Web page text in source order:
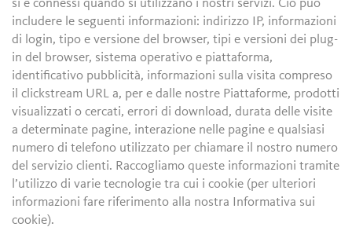
si è connessi quando si utilizzano i nostri servizi. Ciò può
includere le seguenti informazioni: indirizzo IP, informazioni
di login, tipo e versione del browser, tipi e versioni dei plug-
in del browser, sistema operativo e piattaforma,
identificativo pubblicità, informazioni sulla visita compreso
il clickstream URL a, per e dalle nostre Piattaforme, prodotti
visualizzati o cercati, errori di download, durata delle visite
a determinate pagine, interazione nelle pagine e qualsiasi
numero di telefono utilizzato per chiamare il nostro numero
del servizio clienti. Raccogliamo queste informazioni tramite
l’utilizzo di varie tecnologie tra cui i cookie (per ulteriori
informazioni fare riferimento alla nostra Informativa sui
cookie).